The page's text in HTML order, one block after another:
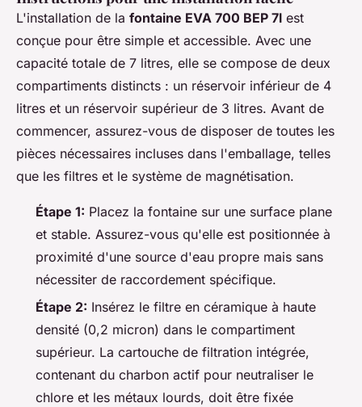
L'installation de la fontaine EVA 700 BEP 7l est
conçue pour être simple et accessible. Avec une
capacité totale de 7 litres, elle se compose de deux
compartiments distincts : un réservoir inférieur de 4
litres et un réservoir supérieur de 3 litres. Avant de
commencer, assurez-vous de disposer de toutes les
pièces nécessaires incluses dans l'emballage, telles
que les filtres et le système de magnétisation.
Étape 1: Placez la fontaine sur une surface plane
et stable. Assurez-vous qu'elle est positionnée à
proximité d'une source d'eau propre mais sans
nécessiter de raccordement spécifique.
Étape 2: Insérez le filtre en céramique à haute
densité (0,2 micron) dans le compartiment
supérieur. La cartouche de filtration intégrée,
contenant du charbon actif pour neutraliser le
chlore et les métaux lourds, doit être fixée